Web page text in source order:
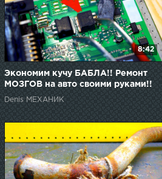
8:42
Экономим кучу БАБЛА!! Ремонт
МОЗГОВ на авто своими руками!!
Denis МЕХАНИК